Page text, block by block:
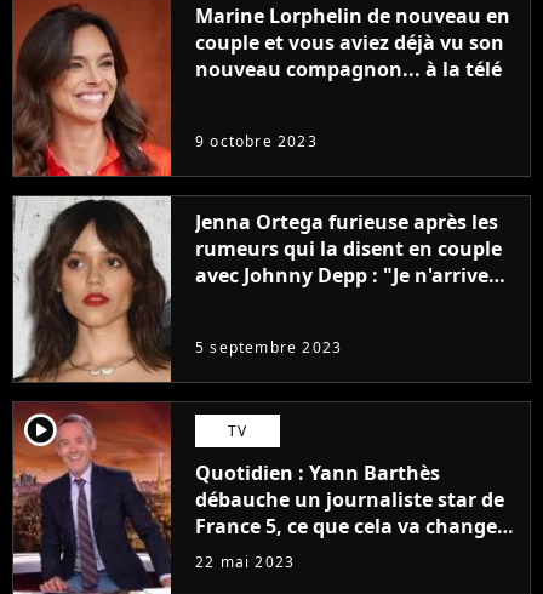
Marine Lorphelin de nouveau en
couple et vous aviez déjà vu son
nouveau compagnon... à la télé
9 octobre 2023
Jenna Ortega furieuse après les
rumeurs qui la disent en couple
avec Johnny Depp : "Je n'arrive
5 septembre 2023
player2 TV
Quotidien : Yann Barthès
débauche un journaliste star de
France 5, ce que cela va changer
à la rentrée
22 mai 2023